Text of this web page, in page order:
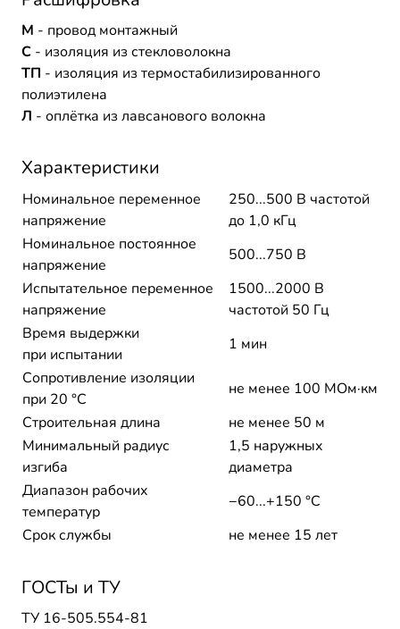
М - провод монтажный
С - изоляция из стекловолокна
ТП - изоляция из термостабилизированного
полиэтилена
Л - оплётка из лавсанового волокна
Характеристики
Номинальное переменное
напряжение
250...500 В частотой
до 1,0 кГц
Номинальное постоянное
напряжение
500...750 В
Испытательное переменное
напряжение
1500...2000 В
частотой 50 Гц
Время выдержки
при испытании
1 мин
Сопротивление изоляции
при 20 °С
не менее 100 МОм·км
Строительная длина
не менее 50 м
Минимальный радиус
изгиба
1,5 наружных
диаметра
Диапазон рабочих
температур
−60...+150 °C
Срок службы
не менее 15 лет
ГОСТы и ТУ
ТУ 16-505.554-81